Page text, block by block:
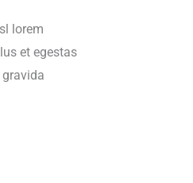
lorem
et egestas